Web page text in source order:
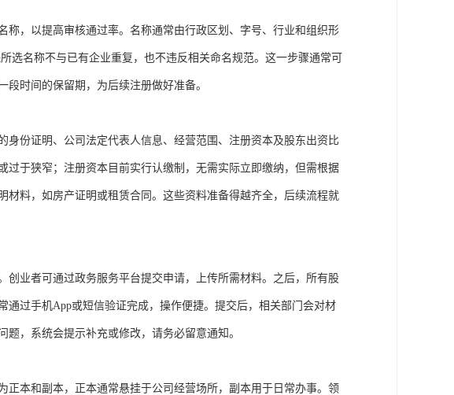
称，以提高审核通过率。名称通常由行政区划、字号、行业和组织形
选名称不与已有企业重复，也不违反相关命名规范。这一步骤通常可
时间的保留期，为后续注册做好准备。
份证明、公司法定代表人信息、经营范围、注册资本及股东出资比
于狭窄；注册资本目前实行认缴制，无需实际立即缴纳，但需根据
料，如房产证明或租赁合同。这些资料准备得越齐全，后续流程就
业者可通过政务服务平台提交申请，上传所需材料。之后，所有股
过手机App或短信验证完成，操作便捷。提交后，相关部门会对材
，系统会提示补充或修改，请务必留意通知。
本和副本，正本通常悬挂于公司经营场所，副本用于日常办事。领